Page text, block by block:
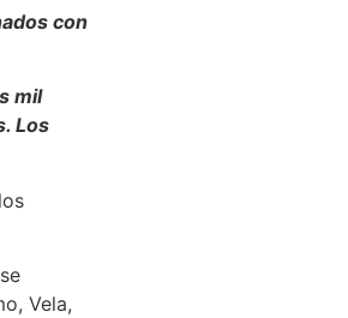
con
mil
Los
Vela,